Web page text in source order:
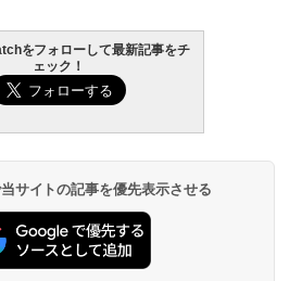
をフォローして最新記事をチ
ェック！
サイトの記事を優先表示させる